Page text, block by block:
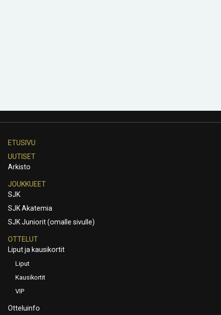
ETUSIVU
UUTISET
Arkisto
JOUKKUEET
SJK
SJK Akatemia
SJK Juniorit (omalle sivulle)
OTTELUT
Liput ja kausikortit
Liput
Kausikortit
VIP
Otteluinfo